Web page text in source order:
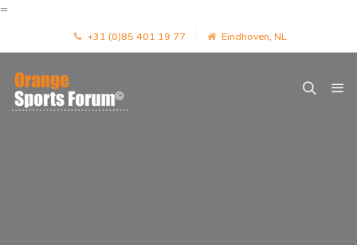
=
+31 (0)85 401 19 77 Eindhoven, NL